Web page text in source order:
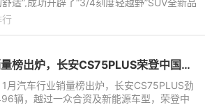
适”,成功开辟了“3/4刻度轻越野”SUV全新品
成为众多年轻人的最佳旅伴,俘获了50余万潮
行
1月销量榜出炉，长安CS75PLUS荣登中国市场乘用车销量第一，劲销40496辆！
月汽车行业销量榜出炉，长安CS75PLUS劲
辆，越过一众合资及新能源车型，荣登中